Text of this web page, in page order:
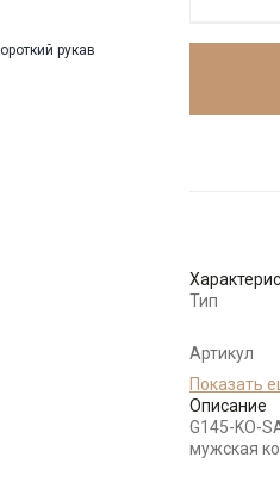
50
52
Тип
Артикул
Состав
сырья
Модель
Показать
Описание
G145-KO-
мужская